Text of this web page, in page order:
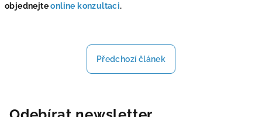
objednejteonline konzultaci.
Předchozí článek